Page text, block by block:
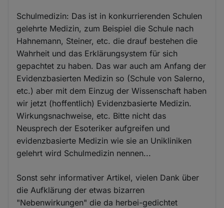
Schulmedizin: Das ist in konkurrierenden Schulen
gelehrte Medizin, zum Beispiel die Schule nach
Hahnemann, Steiner, etc. die drauf bestehen die
Wahrheit und das Erklärungsystem für sich
gepachtet zu haben. Das war auch am Anfang der
Evidenzbasierten Medizin so (Schule von Salerno,
etc.) aber mit dem Einzug der Wissenschaft haben
wir jetzt (hoffentlich) Evidenzbasierte Medizin.
Wirkungsnachweise, etc. Bitte nicht das
Neusprech der Esoteriker aufgreifen und
evidenzbasierte Medizin wie sie an Unikliniken
gelehrt wird Schulmedizin nennen...
Sonst sehr informativer Artikel, vielen Dank über
die Aufklärung der etwas bizarren
"Nebenwirkungen" die da herbei-gedichtet